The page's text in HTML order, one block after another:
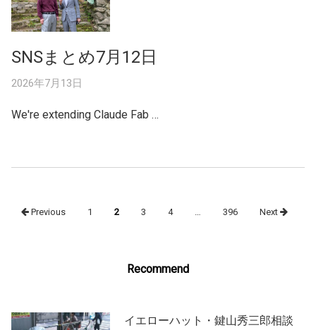
SNSまとめ7月12日
2026年7月13日
We're extending Claude Fab …
navigation
Previous 1 2 3 4 396 Next
Recommend
イエローハット・鍵山秀三郎相談